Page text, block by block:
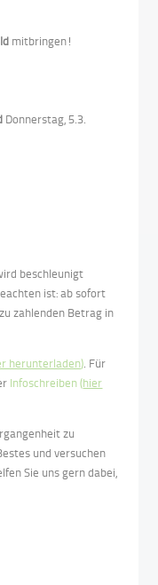
mitbringen!
Donnerstag, 5.3.
beschleunigt
ist: ab sofort
zahlenden Betrag in
herunterladen). Für
Infoschreiben (hier
zu
und versuchen
Sie uns gern dabei,